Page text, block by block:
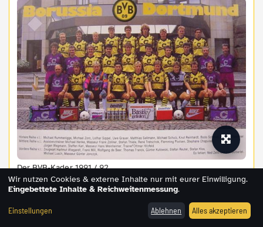
Der BVB-Kader 1991 / 92
Fazit:
Die Meisterschaft 91/92 war nicht nur eine der
Wir nutzen Cookies & externe Inhalte nur mit eurer Einwilligung.
Eingebettete Inhalte & Reichweitenmessung.
Einstellungen Ablehnen Alles akzeptieren